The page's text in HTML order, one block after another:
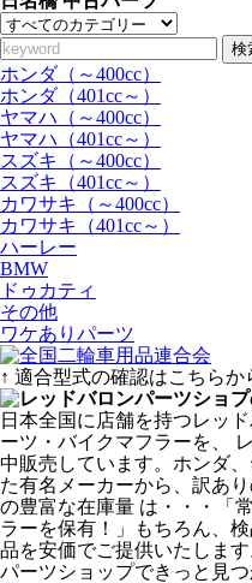
検
ホンダ（～400cc）
ホンダ（401cc～）
ヤマハ（～400cc）
ヤマハ（401cc～）
スズキ（～400cc）
スズキ（401cc～）
カワサキ（～400cc）
カワサキ（401cc～）
ハーレー
BMW
ドゥカティ
その他
ワケありパーツ
↑ 適合型式の確認はこちらか
日本全国に店舗を持つレッ
ーツ・バイクマフラーを、
中販売しています。ホンダ
た有名メーカーから、訳あ
の豊富な在庫量 は・・・「
ラーを保有！」もちろん、
品を安価でご提供いたしま
パーツショップできっと見つ